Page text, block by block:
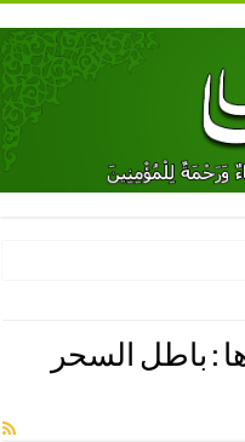
جلب محبت شوهر
روزی‌ بخش
یا من اظهر الجمیل برای
– ذکر مخصوص مستجاب الدعوه
: باطل السحر